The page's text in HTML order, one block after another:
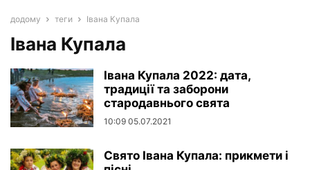
додому теги Івана Купала
Івана Купала
Івана Купала 2022: дата,
традиції та заборони
стародавнього свята
10:09 05.07.2021
Свято Івана Купала: прикмети і